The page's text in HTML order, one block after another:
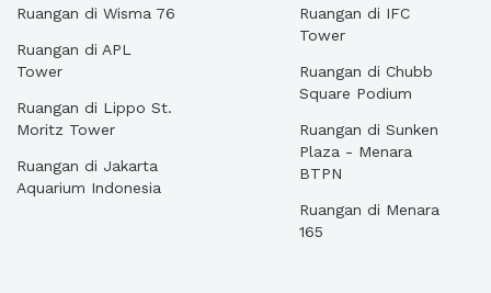
Ruangan di Wisma 76
Ruangan di APL
Tower
Ruangan di Lippo St.
Moritz Tower
Ruangan di Jakarta
Aquarium Indonesia
Ruangan di IFC
Tower
Ruangan di Chubb
Square Podium
Ruangan di Sunken
Plaza - Menara
BTPN
Ruangan di Menara
165